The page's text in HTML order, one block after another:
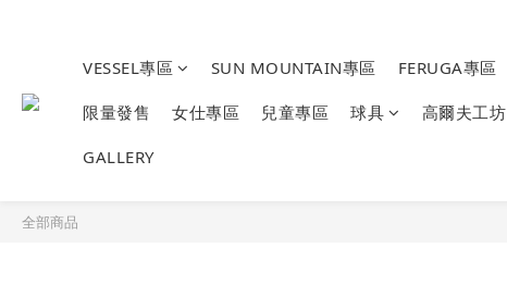
VESSEL專區 SUN MOUNTAIN專區 FERUGA專區
限量發售 女仕專區 兒童專區 球具 高爾夫工坊
GALLERY
全部商品